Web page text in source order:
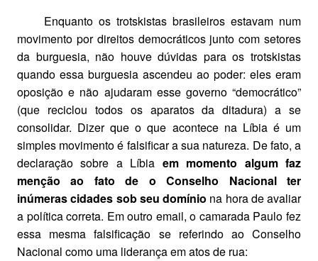
Enquanto os trotskistas brasileiros estavam num
movimento por direitos democráticos junto com setores
da burguesia, não houve dúvidas para os trotskistas
quando essa burguesia ascendeu ao poder: eles eram
oposição e não ajudaram esse governo “democrático”
(que reciclou todos os aparatos da ditadura) a se
consolidar. Dizer que o que acontece na Líbia é um
simples movimento é falsificar a sua natureza. De fato, a
declaração sobre a Líbia em momento algum faz
menção ao fato de o Conselho Nacional ter
inúmeras cidades sob seu domínio na hora de avaliar
a política correta. Em outro email, o camarada Paulo fez
essa mesma falsificação se referindo ao Conselho
Nacional como uma liderança em atos de rua: